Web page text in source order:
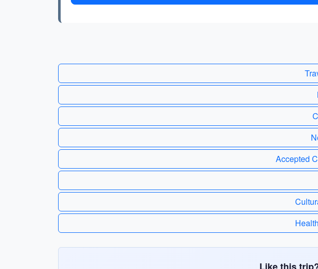
Accepted